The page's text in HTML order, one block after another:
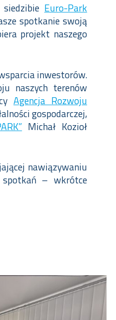
Euro-Park
spotkanie swoją
projekt naszego
inwestorów.
naszych terenów
Agencja Rozwoju
gospodarczej,
Michał Kozioł
nawiązywaniu
spotkań – wkrótce